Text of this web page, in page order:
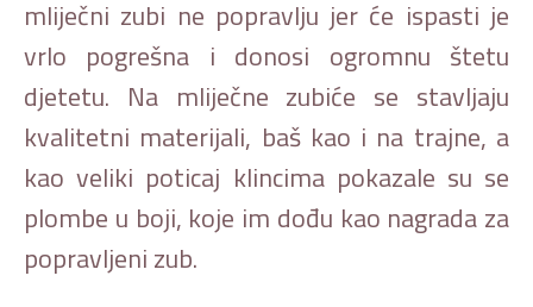
mliječni zubi ne popravlju jer će ispasti je
vrlo pogrešna i donosi ogromnu štetu
djetetu. Na mliječne zubiće se stavljaju
kvalitetni materijali, baš kao i na trajne, a
kao veliki poticaj klincima pokazale su se
plombe u boji, koje im dođu kao nagrada za
popravljeni zub.